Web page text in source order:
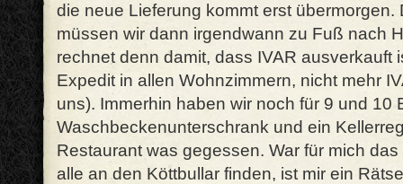
die neue Lieferung kommt erst übermorgen.
müssen wir dann irgendwann zu Fuß nach
rechnet denn damit, dass IVAR ausverkauft
Expedit in allen Wohnzimmern, nicht mehr
uns). Immerhin haben wir noch für 9 und 10
Waschbeckenunterschrank und ein
Restaurant was gegessen. War für mich
alle an den Köttbullar finden, ist mir ein